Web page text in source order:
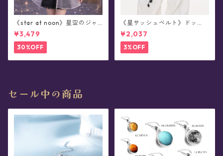
《star at noon》星空のジャ
ンパー ラメ・シアー・フーデ
ィ(全2色)
¥3,479
30%OFF
《星サッシュベルト》ドッ
ト・レース・ヒップスカーフ
(全2色)
¥2,037
3%OFF
セール中の商品